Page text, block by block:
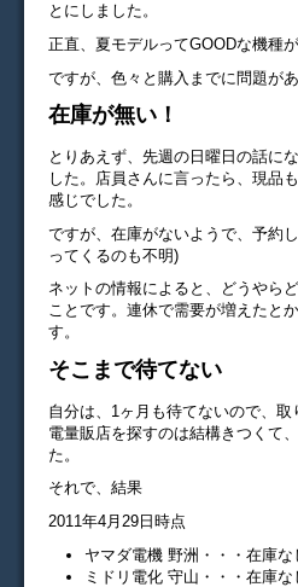
とにしました。
正直、夏モデルってGOODな機種
ですが、色々と購入までに問題が
在庫が無い！
とりあえず、先週の日曜日の話に
した。店員さんに言ったら、現品
感じでした。
ですが、在庫がないようで、予約
ってくるのも不明)
ネットの情報によると、どうやら
ことです。連休で需要が増えたと
す。
そこまで待てない
自分は、1ヶ月も待てないので、
電量販店を探すのは結構きつくて
た。
それで、結果
2011年4月29日時点
ヤマダ電機 野洲・・・在庫
ミドリ電化 守山・・・在庫